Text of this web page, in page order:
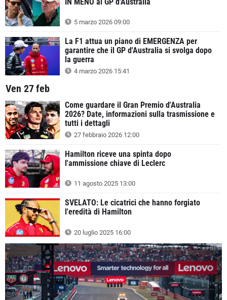
5 marzo 2026 09:00
La F1 attua un piano di EMERGENZA per
garantire che il GP d'Australia si svolga dopo
la guerra
4 marzo 2026 15:41
Ven 27 feb
Come guardare il Gran Premio d'Australia
2026? Date, informazioni sulla trasmissione e
tutti i dettagli
27 febbraio 2026 12:00
Hamilton riceve una spinta dopo
l'ammissione chiave di Leclerc
11 agosto 2025 13:00
SVELATO: Le cicatrici che hanno forgiato
l'eredità di Hamilton
20 luglio 2025 16:00